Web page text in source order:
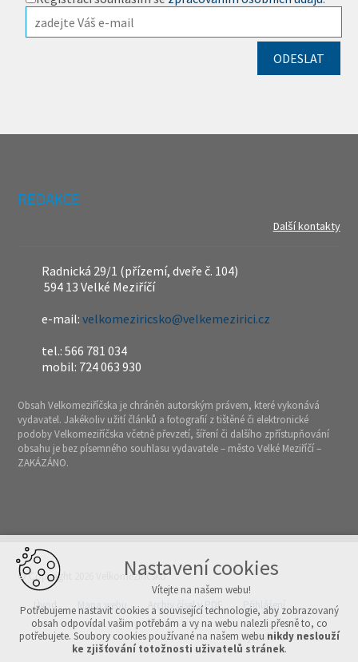
REDAKCE
Další kontakty
Radnická 29/1 (přízemí, dveře č. 104)
594 13 Velké Meziříčí
e-mail:velkomeziricsko@velkemezirici.cz
tel.: 566 781 034
mobil: 724 063 930
Obsah Velkomeziříčska je chráněn autorským právem, které vykonává
vydavatel. Jakékoliv užití článků a fotografií z tištěné či elektronické
podoby Velkomeziříčska včetně převzetí, šíření či dalšího zpřístupňování
obsahu je bez písemného souhlasu vydavatele – město Velké Meziříčí –
ZAKÁZÁNO.
© Copyright 2026 Velkomeziříčsko
Úvod Mapa webu Archiv čísel v PDF Přihlášení
Vytvořeno v xart.cz
Nastavení cookies
Vítejte na našem webu!
Potřebujeme nastavit cookies a související technologie, aby zobrazovaný
obsah odpovídal vašim potřebám a vy na webu nalezli přesně to, co
potřebujete. Soubory cookies používané na našem webu nikdy neslouží
ke zjišťování totožnosti uživatelů stránek.